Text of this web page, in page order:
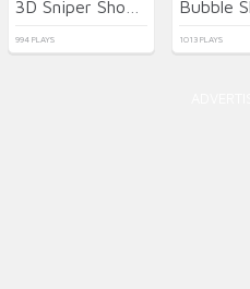
994 PLAYS 1013 PLAYS